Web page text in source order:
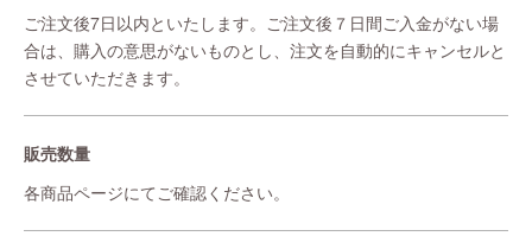
ご注文後7日以内といたします。ご注文後７日間ご入金がない場
合は、購入の意思がないものとし、注文を自動的にキャンセルと
させていただきます。
販売数量
各商品ページにてご確認ください。